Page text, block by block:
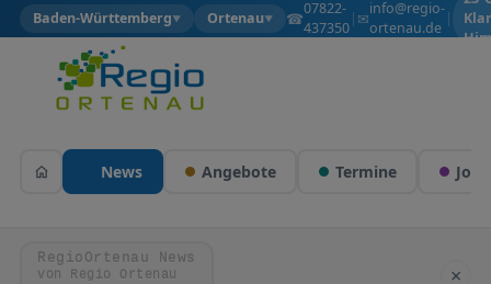
Baden-Württemberg▼ Ortenau▼ ☎07822-
437350
| ✉info@regio-
ortenau.de
|
News Angebote Termine Jobs
RegioOrtenau News
von Regio Ortenau
×